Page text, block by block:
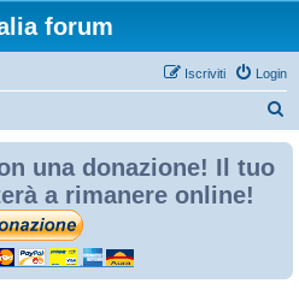
forum
Login
Iscriviti
una donazione! Il tuo
a rimanere online!